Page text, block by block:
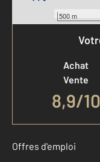
500 m
Achat
Vente
8,9/10
Offres d'emploi